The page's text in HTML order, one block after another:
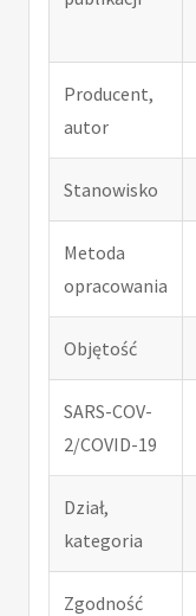
Producent,
autor
Stanowisko
Metoda
opracowania
Objętość
SARS-COV-
2/COVID-19
Dział,
kategoria
Zgodność